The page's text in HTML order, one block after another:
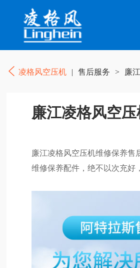
凌格风空压机 | 售后服务 > 廉
廉江凌格风空
廉江凌格风空压机维修保养售
维修保养配件，绝不以次充好